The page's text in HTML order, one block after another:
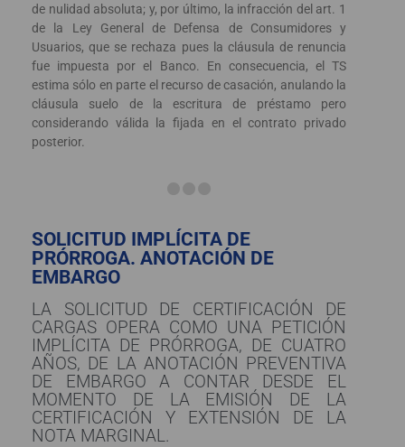
de nulidad absoluta; y, por último, la infracción del art. 1
de la Ley General de Defensa de Consumidores y
Usuarios, que se rechaza pues la cláusula de renuncia
fue impuesta por el Banco. En consecuencia, el TS
estima sólo en parte el recurso de casación, anulando la
cláusula suelo de la escritura de préstamo pero
considerando válida la fijada en el contrato privado
posterior.
SOLICITUD IMPLÍCITA DE
PRÓRROGA. ANOTACIÓN DE
EMBARGO
LA SOLICITUD DE CERTIFICACIÓN DE
CARGAS OPERA COMO UNA PETICIÓN
IMPLÍCITA DE PRÓRROGA, DE CUATRO
AÑOS, DE LA ANOTACIÓN PREVENTIVA
DE EMBARGO A CONTAR DESDE EL
MOMENTO DE LA EMISIÓN DE LA
CERTIFICACIÓN Y EXTENSIÓN DE LA
NOTA MARGINAL.